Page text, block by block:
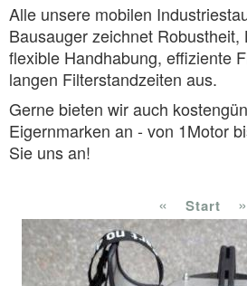
Alle unsere mobilen
Bausauger zeichnet Robustheit,
flexible Handhabung, effiziente
langen Filterstandzeiten aus.
Gerne bieten wir auch
Eigernmarken an - von 1Motor
Sie uns an!
« Start »